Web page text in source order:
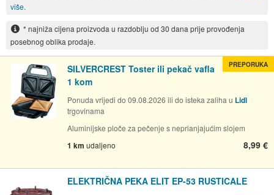
više.
* najniža cijena proizvoda u razdoblju od 30 dana prije provođenja
posebnog oblika prodaje.
SILVERCREST Toster ili pekač vafla
1 kom
Ponuda vrijedi do 09.08.2026 ili do isteka zaliha u Lidl
trgovinama
Aluminijske ploče za pečenje s neprianjajućim slojem
1 km udaljeno 8,99 €
PREPORUKA
ELEKTRIČNA PEKA ELIT EP-53 RUSTICALE